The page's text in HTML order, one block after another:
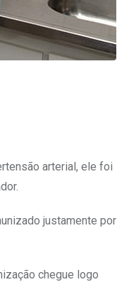
arterial, ele foi
justamente por
chegue logo